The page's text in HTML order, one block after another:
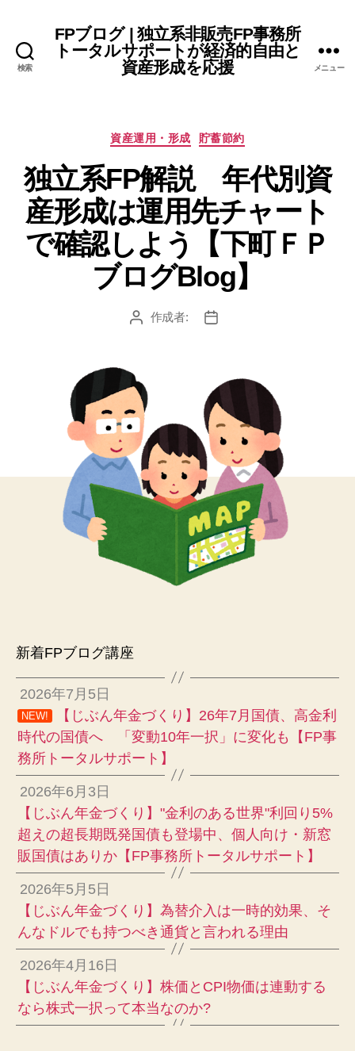
検索
FPブログ | 独立系非販売FP事務所
トータルサポートが経済的自由と
資産形成を応援
メニュー
カ
ゴ
リ
ー
資産運用・形成 貯蓄節約
独立系FP解説 年代別資
産形成は運用先チャート
で確認しよう【下町ＦＰ
ブログBlog】
投 作成者:
投
新着FPブログ講座
2026年7月5日
NEW!
【じぶん年金づくり】26年7月国債、高金利
時代の国債へ 「変動10年一択」に変化も【FP事
務所トータルサポート】
2026年6月3日
【じぶん年金づくり】"金利のある世界"利回り5%
超えの超長期既発国債も登場中、個人向け・新窓
販国債はありか【FP事務所トータルサポート】
2026年5月5日
【じぶん年金づくり】為替介入は一時的効果、そ
んなドルでも持つべき通貨と言われる理由
2026年4月16日
【じぶん年金づくり】株価とCPI物価は連動する
なら株式一択って本当なのか?